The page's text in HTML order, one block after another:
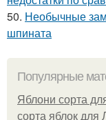
50. Необычные
шпината
Популярные
Яблони сорта
сорта яблок для